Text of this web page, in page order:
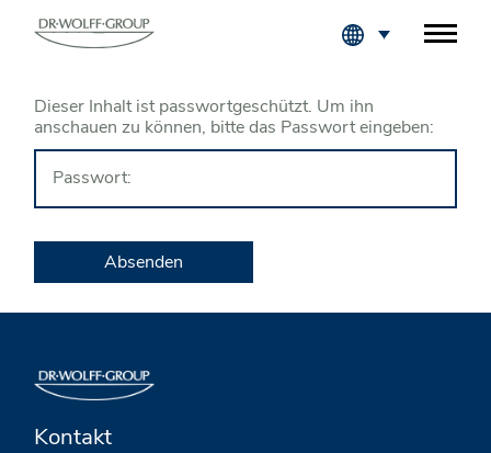
Dieser Inhalt ist passwortgeschützt. Um ihn
anschauen zu können, bitte das Passwort eingeben:
Passwort:
Kontakt